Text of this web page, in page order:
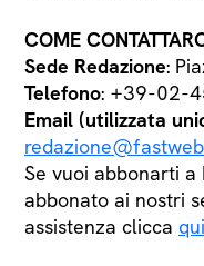
COME
Sede Redazione:
Telefono: +39-02-
Email (utilizzata
Se vuoi abbonarti a
abbonato ai nostri
assistenza clicca qui